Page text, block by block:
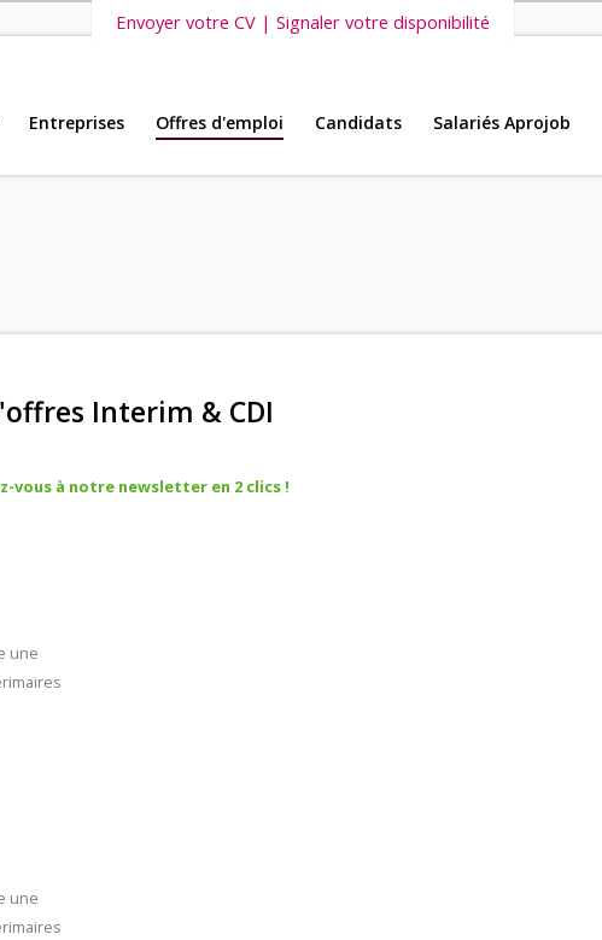
Nous vous invitons également à découvrir
Envoyer votre CV | Signaler votre disponibilité
Entreprises Offres d'emploi Candidats Salariés Aprojob
Interim & CDI
vous à notre newsletter en 2 clics !
une
une